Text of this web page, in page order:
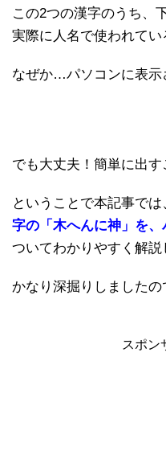
この2つの漢字のうち、
実際に人名で使われて
なぜか…パソコンに表示
でも大丈夫！簡単に出す
ということで本記事で
字の「木へんに神」を
ついてわかりやすく解説
かなり深掘りしましたの
スポン